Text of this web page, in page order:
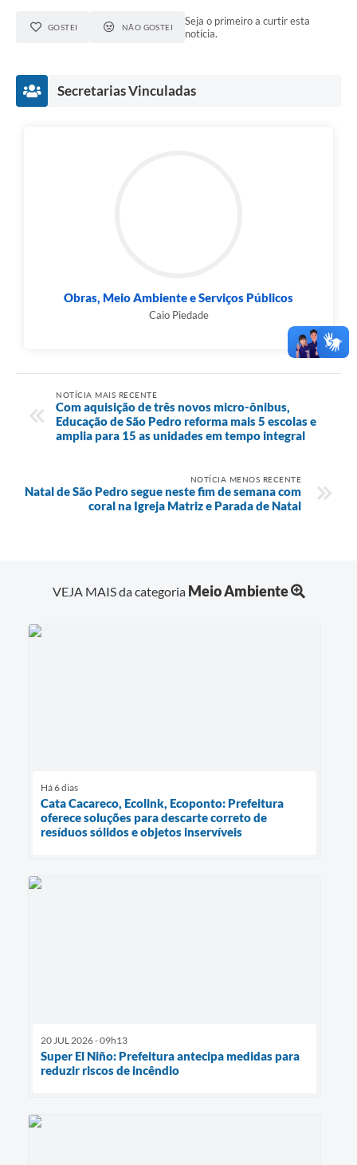
GOSTEI NÃO GOSTEI
Seja o primeiro a curtir esta
notícia.
Secretarias Vinculadas
Obras, Meio Ambiente e Serviços Públicos
Caio Piedade
NOTÍCIA MAIS RECENTE
Com aquisição de três novos micro-ônibus,
Educação de São Pedro reforma mais 5 escolas e
amplia para 15 as unidades em tempo integral
NOTÍCIA MENOS RECENTE
Natal de São Pedro segue neste fim de semana com
coral na Igreja Matriz e Parada de Natal
VEJA MAIS da categoria Meio Ambiente
Há 6 dias
Cata Cacareco, Ecolink, Ecoponto: Prefeitura
oferece soluções para descarte correto de
resíduos sólidos e objetos inservíveis
20 JUL 2026 - 09h13
Super El Niño: Prefeitura antecipa medidas para
reduzir riscos de incêndio